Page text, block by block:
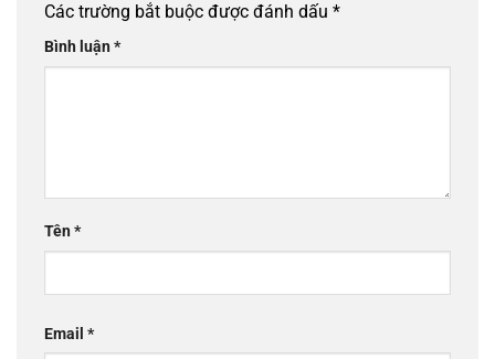
Các trường bắt buộc được đánh dấu *
Bình luận*
Tên*
Email *